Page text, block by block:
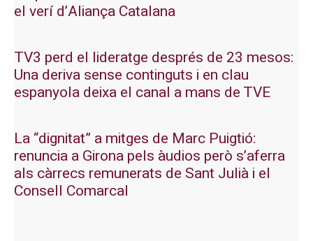
el verí d’Aliança Catalana
TV3 perd el lideratge després de 23 mesos:
Una deriva sense continguts i en clau
espanyola deixa el canal a mans de TVE
La “dignitat” a mitges de Marc Puigtió:
renuncia a Girona pels àudios però s’aferra
als càrrecs remunerats de Sant Julià i el
Consell Comarcal